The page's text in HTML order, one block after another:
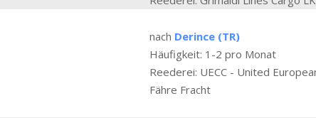
nach Derince (TR)
Häufigkeit: 1-2 pro Monat
Reederei: UECC - United
Fähre Fracht